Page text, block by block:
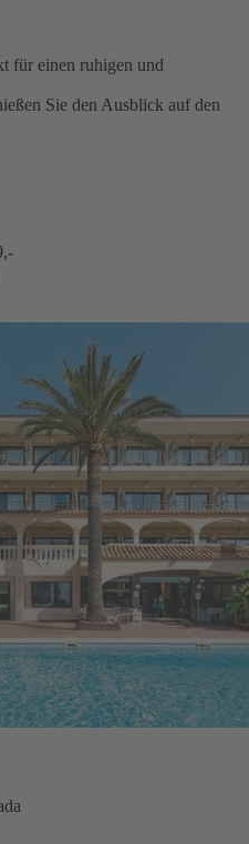
für einen ruhigen und
Sie den Ausblick auf den